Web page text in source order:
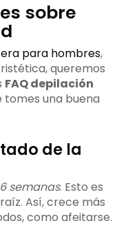
sobre
para hombres,
queremos
FAQ depilación
tomes una buena
de la
semanas. Esto es
Así, crece más
como afeitarse.